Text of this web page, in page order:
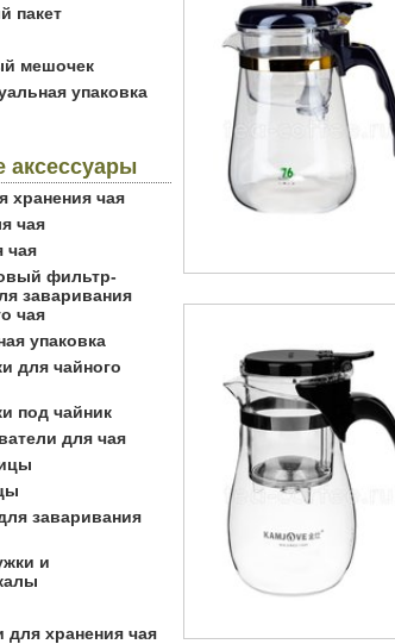
пакет
мешочек
упаковка
аксессуары
хранения чая
чая
чая
фильтр-
заваривания
чая
упаковка
для чайного
под чайник
для чая
заваривания
и
для хранения чая